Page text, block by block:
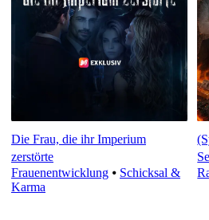
Die Frau, die ihr Imperium
zerstörte
Frauenentwicklung ⦁ Schicksal &
Karma